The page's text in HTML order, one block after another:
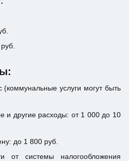
услуги могут быть
и другие расходы: от 1 000 до 10
до 1 800 руб.
от системы налогообложения